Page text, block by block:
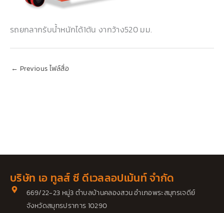
รถยกลากรับน้ำหนักได้1ตัน งากว้าง520 มม.
← Previous ไฟล์สื่อ
บริษัท เอ ทูลส์ ซี ดีเวลลอปเม้นท์ จำกัด
669/22-23 หมู่3 ตำบลบ้านคลองสวน อำเภอพระสมุทรเจดีย์
จังหวัดสมุทรปราการ 10290